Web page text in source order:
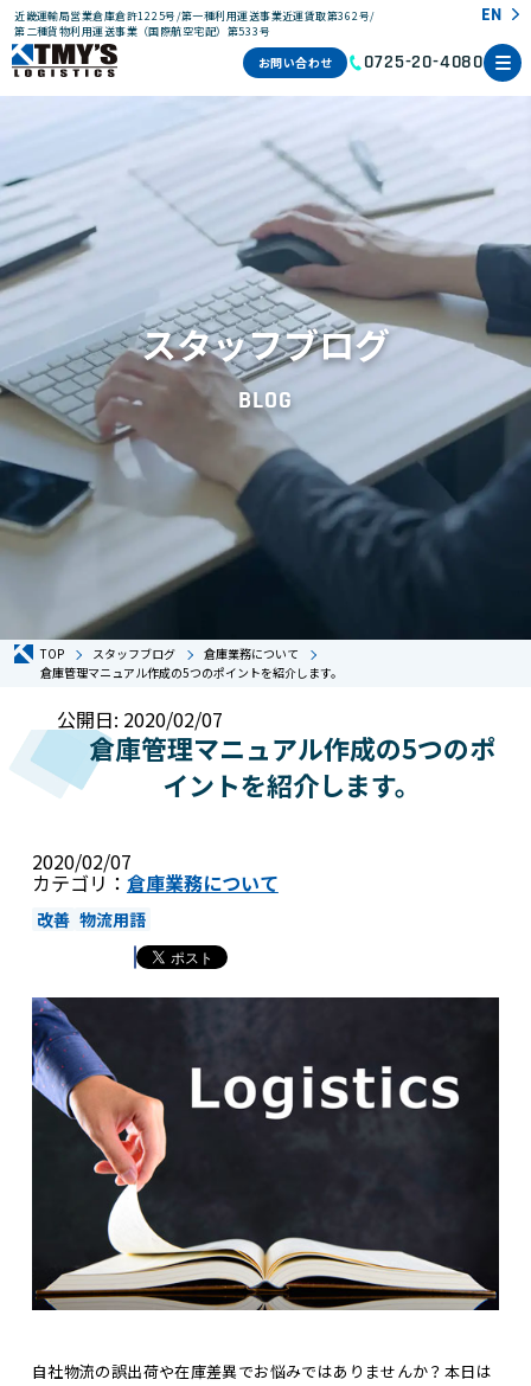
近畿運輸局営業倉庫倉許1225号/第一種利用運送事業近運賃取第362号/
第二種貨物利用運送事業（国際航空宅配）第533号
EN
お問い合わせ 0725-20-4080
スタッフブログ
BLOG
TOP スタッフブログ
倉庫業務について
倉庫管理マニュアル作成の5つのポイントを紹介します。
公開日: 2020/02/07
倉庫管理マニュアル作成の5つのポ
イントを紹介します。
2020/02/07
カテゴリ： 倉庫業務について
改善 物流用語
自社物流の誤出荷や在庫差異でお悩みではありませんか？本日は